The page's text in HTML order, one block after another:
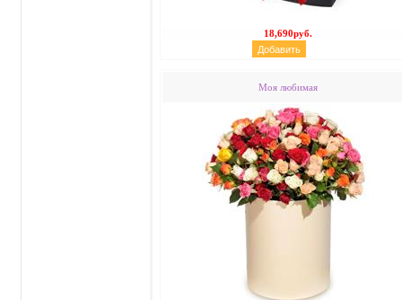
18,690руб.
Моя любимая